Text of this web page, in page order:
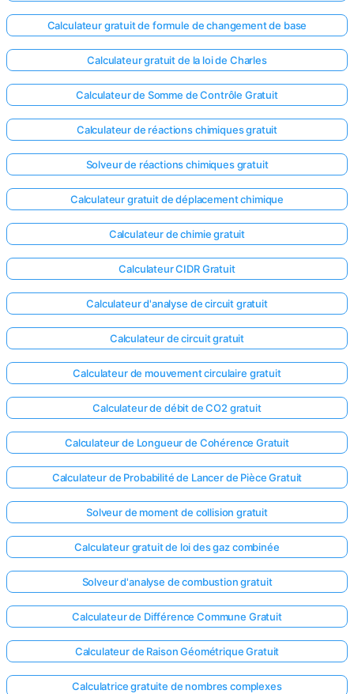
Calculateur gratuit de formule de changement de base
Calculateur gratuit de la loi de Charles
Calculateur de Somme de Contrôle Gratuit
Calculateur de réactions chimiques gratuit
Solveur de réactions chimiques gratuit
Calculateur gratuit de déplacement chimique
Calculateur de chimie gratuit
Calculateur CIDR Gratuit
Calculateur d'analyse de circuit gratuit
Calculateur de circuit gratuit
Calculateur de mouvement circulaire gratuit
Calculateur de débit de CO2 gratuit
Calculateur de Longueur de Cohérence Gratuit
Calculateur de Probabilité de Lancer de Pièce Gratuit
Solveur de moment de collision gratuit
Calculateur gratuit de loi des gaz combinée
Solveur d'analyse de combustion gratuit
Calculateur de Différence Commune Gratuit
Calculateur de Raison Géométrique Gratuit
Calculatrice gratuite de nombres complexes